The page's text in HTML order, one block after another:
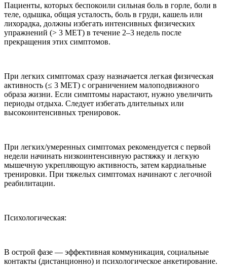
Пациенты, которых беспокоили сильная боль в горле, боли в
теле, одышка, общая усталость, боль в груди, кашель или
лихорадка, должны избегать интенсивных физических
упражнений (> 3 МЕТ) в течение 2–3 недель после
прекращения этих симптомов.
При легких симптомах сразу назначается легкая физическая
активность (≤ 3 МЕТ) с ограничением малоподвижного
образа жизни. Если симптомы нарастают, нужно увеличить
периоды отдыха. Следует избегать длительных или
высокоинтенсивных тренировок.
При легких/умеренных симптомах рекомендуется с первой
недели начинать низкоинтенсивную растяжку и легкую
мышечную укрепляющую активность, затем кардиальные
тренировки. При тяжелых симптомах начинают с легочной
реабилитации.
Психологическая:
В острой фазе — эффективная коммуникация, социальные
контакты (дистанционно) и психологическое анкетирование.